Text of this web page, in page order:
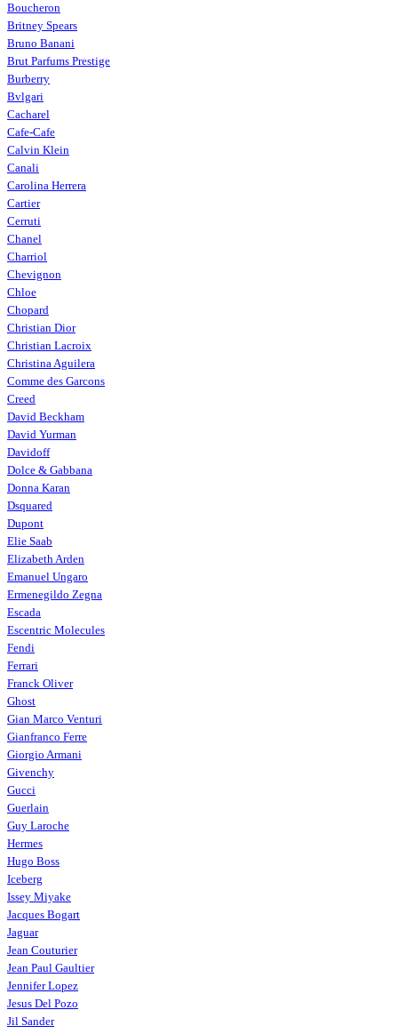
Boucheron
Britney Spears
Bruno Banani
Brut Parfums Prestige
Burberry
Bvlgari
Cacharel
Cafe-Cafe
Calvin Klein
Canali
Carolina Herrera
Cartier
Cerruti
Chanel
Charriol
Chevignon
Chloe
Chopard
Christian Dior
Christian Lacroix
Christina Aguilera
Comme des Garcons
Creed
David Beckham
David Yurman
Davidoff
Dolce & Gabbana
Donna Karan
Dsquared
Dupont
Elie Saab
Elizabeth Arden
Emanuel Ungaro
Ermenegildo Zegna
Escada
Escentric Molecules
Fendi
Ferrari
Franck Oliver
Ghost
Gian Marco Venturi
Gianfranco Ferre
Giorgio Armani
Givenchy
Gucci
Guerlain
Guy Laroche
Hermes
Hugo Boss
Iceberg
Issey Miyake
Jacques Bogart
Jaguar
Jean Couturier
Jean Paul Gaultier
Jennifer Lopez
Jesus Del Pozo
Jil Sander